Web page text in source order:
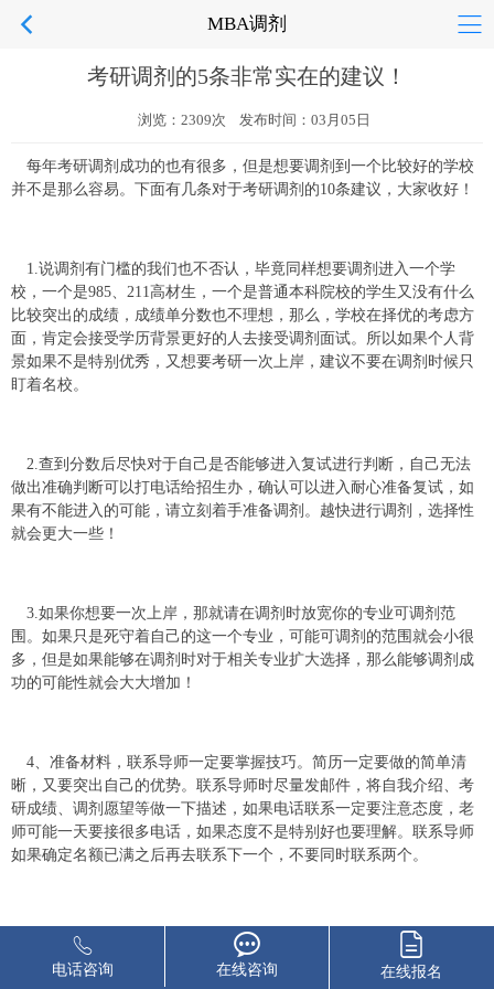
MBA调剂
考研调剂的5条非常实在的建议！
浏览：2309次 发布时间：03月05日
每年考研调剂成功的也有很多，但是想要调剂到一个比较好的学校
并不是那么容易。下面有几条对于考研调剂的10条建议，大家收好！
1.说调剂有门槛的我们也不否认，毕竟同样想要调剂进入一个学
校，一个是985、211高材生，一个是普通本科院校的学生又没有什么
比较突出的成绩，成绩单分数也不理想，那么，学校在择优的考虑方
面，肯定会接受学历背景更好的人去接受调剂面试。所以如果个人背
景如果不是特别优秀，又想要考研一次上岸，建议不要在调剂时候只
盯着名校。
2.查到分数后尽快对于自己是否能够进入复试进行判断，自己无法
做出准确判断可以打电话给招生办，确认可以进入耐心准备复试，如
果有不能进入的可能，请立刻着手准备调剂。越快进行调剂，选择性
就会更大一些！
3.如果你想要一次上岸，那就请在调剂时放宽你的专业可调剂范
围。如果只是死守着自己的这一个专业，可能可调剂的范围就会小很
多，但是如果能够在调剂时对于相关专业扩大选择，那么能够调剂成
功的可能性就会大大增加！
4、准备材料，联系导师一定要掌握技巧。简历一定要做的简单清
晰，又要突出自己的优势。联系导师时尽量发邮件，将自我介绍、考
研成绩、调剂愿望等做一下描述，如果电话联系一定要注意态度，老
师可能一天要接很多电话，如果态度不是特别好也要理解。联系导师
如果确定名额已满之后再去联系下一个，不要同时联系两个。
5.有些学校虽然有复试缺额，但是却没有公布，就需要同学们自己
去主动联系，这种学校相对来说竞争力会小很多。可能你联系很多院
校都不一定能够接收你，但是不要放弃，继续联系，只要你是优秀的
电话咨询 在线咨询 在线报名